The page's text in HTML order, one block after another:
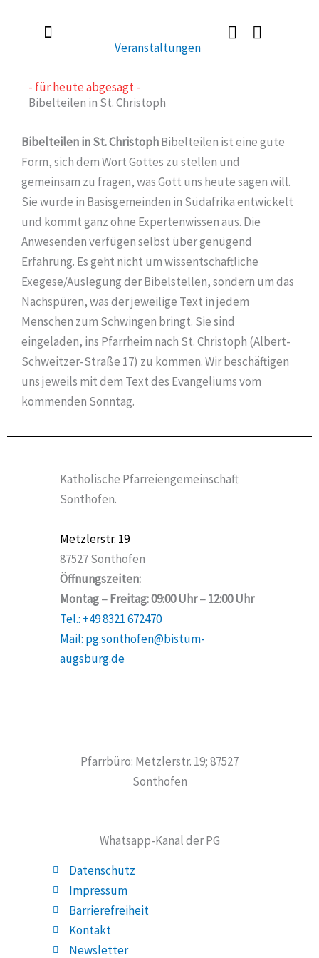
Veranstaltungen
- für heute abgesagt -
Bibelteilen in St. Christoph
Bibelteilen in St. ChristophBibelteilen ist eine gute
Form, sich dem Wort Gottes zu stellen und
gemeinsam zu fragen, was Gott uns heute sagen will.
Sie wurde in Basisgemeinden in Südafrika entwickelt
und kommt ganz ohne Expertenwissen aus. Die
Anwesenden verfügen selbst über genügend
Erfahrung. Es geht nicht um wissentschaftliche
Exegese/Auslegung der Bibelstellen, sondern um das
Nachspüren, was der jeweilige Text in jedem
Menschen zum Schwingen bringt. Sie sind
eingeladen, ins Pfarrheim nach St. Christoph (Albert-
Schweitzer-Straße 17) zu kommen. Wir beschäftigen
uns jeweils mit dem Text des Evangeliums vom
kommenden Sonntag.
Katholische Pfarreiengemeinschaft
Sonthofen.
Metzlerstr. 19
87527 Sonthofen
Öffnungszeiten:
Montag – Freitag: 09:00 Uhr – 12:00 Uhr
Tel.: +49 8321 672470
Mail: pg.sonthofen@bistum-
augsburg.de
Datenschutz
Impressum
Barrierefreiheit
Kontakt
Newsletter
Pfarrbüro: Metzlerstr. 19; 87527
Sonthofen
Whatsapp-Kanal der PG